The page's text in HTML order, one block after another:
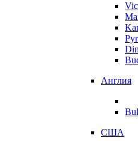
Англия
США